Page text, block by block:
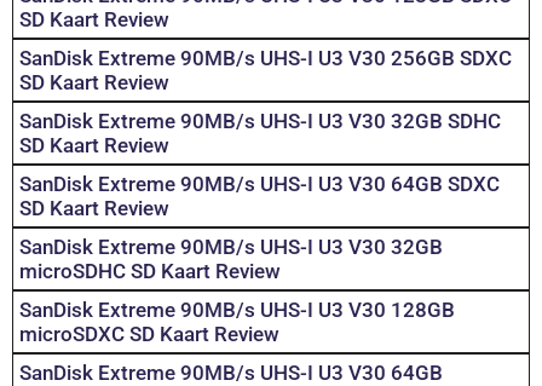
SD Kaart Review
SanDisk Extreme 90MB/s UHS-I U3 V30 256GB SDXC
SD Kaart Review
SanDisk Extreme 90MB/s UHS-I U3 V30 32GB SDHC
SD Kaart Review
SanDisk Extreme 90MB/s UHS-I U3 V30 64GB SDXC
SD Kaart Review
SanDisk Extreme 90MB/s UHS-I U3 V30 32GB
microSDHC SD Kaart Review
SanDisk Extreme 90MB/s UHS-I U3 V30 128GB
microSDXC SD Kaart Review
SanDisk Extreme 90MB/s UHS-I U3 V30 64GB